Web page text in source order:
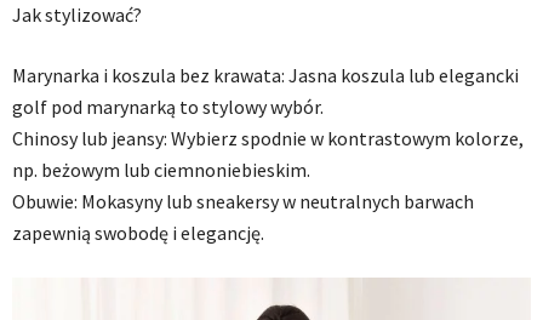
Jak stylizować?
Marynarka i koszula bez krawata: Jasna koszula lub elegancki
golf pod marynarką to stylowy wybór.
Chinosy lub jeansy: Wybierz spodnie w kontrastowym kolorze,
np. beżowym lub ciemnoniebieskim.
Obuwie: Mokasyny lub sneakersy w neutralnych barwach
zapewnią swobodę i elegancję.